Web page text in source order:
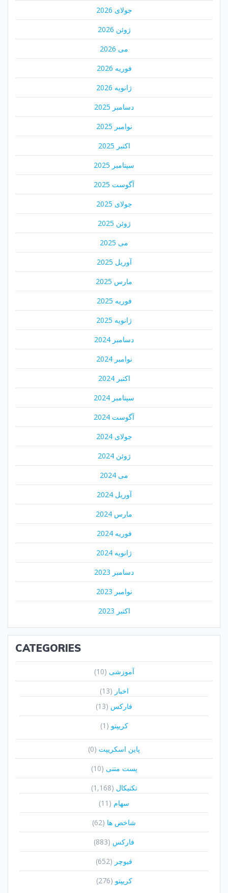
جولای 2026
ژوئن 2026
می 2026
فوریه 2026
ژانویه 2026
دسامبر 2025
نوامبر 2025
اکتبر 2025
سپتامبر 2025
آگوست 2025
جولای 2025
ژوئن 2025
می 2025
آوریل 2025
مارس 2025
فوریه 2025
ژانویه 2025
دسامبر 2024
نوامبر 2024
اکتبر 2024
سپتامبر 2024
آگوست 2024
جولای 2024
ژوئن 2024
می 2024
آوریل 2024
مارس 2024
فوریه 2024
ژانویه 2024
دسامبر 2023
نوامبر 2023
اکتبر 2023
CATEGORIES
آموزشی (10)
اخبار (13)
فارکس (13)
کریپتو (1)
پاین اسکریپت (0)
پست متنی (10)
تکنیکال (1,168)
سهام (11)
شاخص ها (62)
فارکس (883)
فیوچر (652)
کریپتو (276)